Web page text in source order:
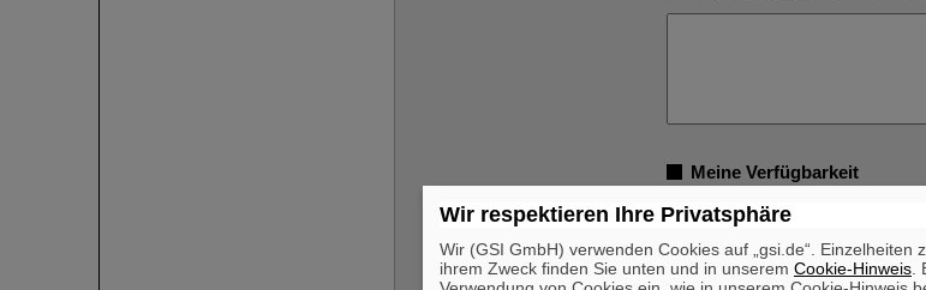
Meine Verfügbarkeit
Ich bin verfügbar ab*
Wir respektieren Ihre Privatsphäre
Wir (GSI GmbH) verwenden Cookies auf „gsi.de“. Einzelheiten
ihrem Zweck finden Sie unten und in unserem Cookie-Hinweis